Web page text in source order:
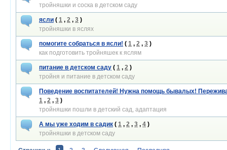
тройняшки и соска в детском саду
ясли ( 1 , 2 , 3 )
тройняшки в яслях
помогите собраться в ясли! ( 1 , 2 , 3 )
как подготовить тройняшек к яслям
питание в детском саду ( 1 , 2 )
тройня и питание в детском саду
Поведение воспитателей! Нужна помощь бывалых!
1 , 2 , 3 )
тройняшки пошли в детский сад, адаптация
А мы уже ходим в садик ( 1 , 2 , 3 , 4 )
тройняшки в детском саду